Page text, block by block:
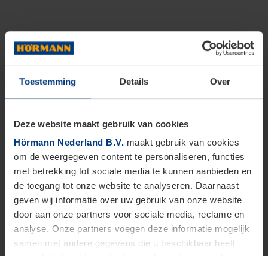
Toestemming Details Over
Deze website maakt gebruik van cookies
Hörmann Nederland B.V. maakt gebruik van cookies
om de weergegeven content te personaliseren, functies
met betrekking tot sociale media te kunnen aanbieden en
de toegang tot onze website te analyseren. Daarnaast
geven wij informatie over uw gebruik van onze website
door aan onze partners voor sociale media, reclame en
analyse. Onze partners voegen deze informatie mogelijk
samen met andere gegevens die u beschikbaar heeft